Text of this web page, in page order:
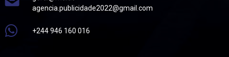
agencia.publicidade2022@gmail.com
+244 946 160 016